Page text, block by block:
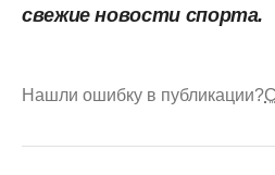
свежие новости спорта.
Нашли ошибку в публикации?